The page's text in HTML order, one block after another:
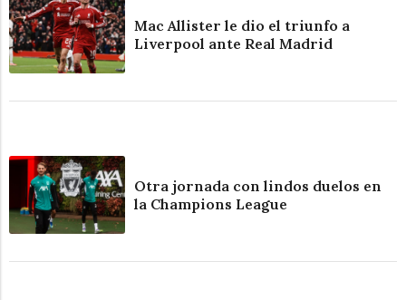
Mac Allister le dio el triunfo a
Liverpool ante Real Madrid
Otra jornada con lindos duelos en
la Champions League